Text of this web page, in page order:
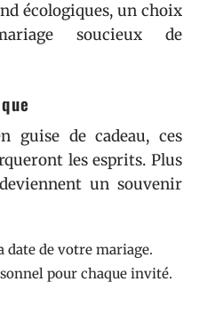
écologiques, un choix
soucieux de
guise de cadeau, ces
les esprits. Plus
un souvenir
date de votre mariage.
pour chaque invité.